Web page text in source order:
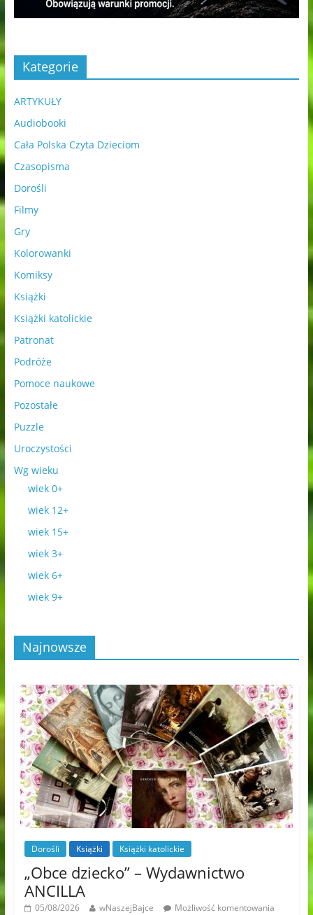
Kategorie
ARTYKUŁY
Audiobooki
Cała Polska Czyta Dzieciom
Czasopisma
Dorośli
Filmy
Gry
Kolorowanki
Komiksy
Książki
Książki katolickie
Patronat
Podróże
Pomoce naukowe
Pozostałe
Puzzle
Uroczystości
Wg wieku
wiek 0+
wiek 12+
wiek 15+
wiek 3+
wiek 6+
wiek 9+
Najnowsze
Dorośli Książki Książki katolickie
„Obce dziecko” – Wydawnictwo
ANCILLA
05/08/2026 wNaszejBajce
Możliwość komentowania